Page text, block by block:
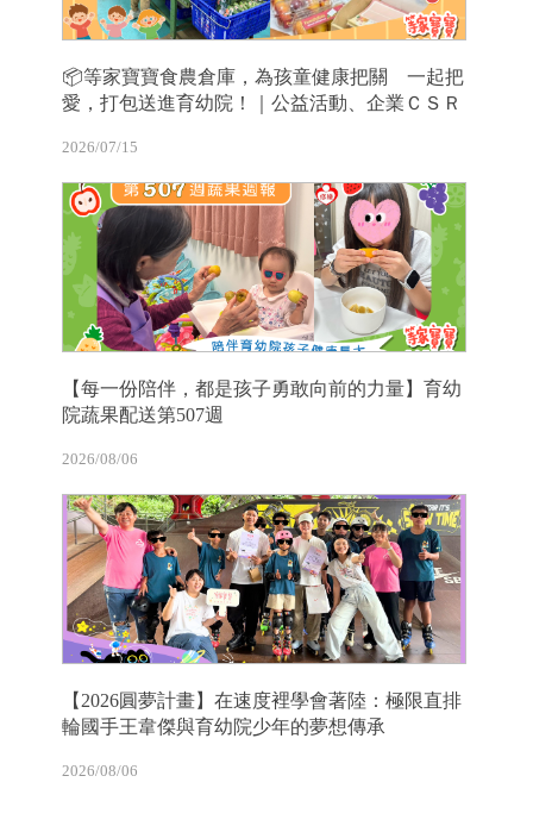
📦等家寶寶食農倉庫，為孩童健康把關 一起把
愛，打包送進育幼院！｜公益活動、企業ＣＳＲ
2026/07/15
【每一份陪伴，都是孩子勇敢向前的力量】育幼
院蔬果配送第507週
2026/08/06
【2026圓夢計畫】在速度裡學會著陸：極限直排
輪國手王韋傑與育幼院少年的夢想傳承
2026/08/06